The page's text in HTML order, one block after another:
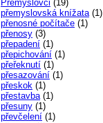
Přemyslovci (19)
přemyslovská knížata(1)
přenosné počítače (1)
přenosy (3)
přepadení (1)
přepichování (1)
přeřeknutí (1)
přesazování (1)
přeskok (1)
přestavba(1)
přesuny (1)
převčelení (1)